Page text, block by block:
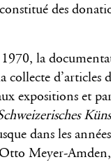
des
la
collecte d’articles
expositions et
dans les
Meyer-